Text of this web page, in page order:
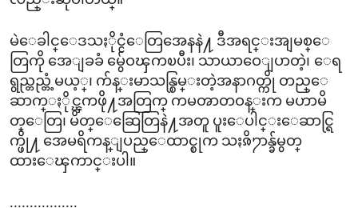
မဲေခါင္ေဒသႏိုင္ငံေတြအေနနဲ႔ ဒီအရင္းအျမစ္ေ
တြကို အေျခခံ မွ်ေဝၾကၿပီး၊ သာယာဝေျပာတဲ့၊ ေရ
ရွည္တည္တံ့မယ့္၊ က်န္းမာသန္စြမ္းတဲ့အနာဂတ္ကို တည္ေ
ဆာက္ႏိုင္ၾကဖို႔အတြက္ ကမၻာတဝန္းက မဟာမိ
တ္ေတြ၊ မိတ္ေဆြေတြနဲ႔အတူ ပူးေပါင္းေဆာင္ရြ
က္ဖို႔ အေမရိကန္ျပည္ေထာင္စုက သႏၷိ႒ာန္ခ်မွတ္
ထားေၾကာင္းပါ။
.................